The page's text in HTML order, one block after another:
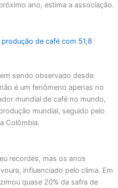
ano, estima a associação.
de café com 51,8
sendo observado desde
é um fenômeno apenas no
mundial de café no mundo,
mundial, seguido pelo
Colômbia.
recordes, mas os anos
influenciado pelo clima. Em
quase 20% da safra de